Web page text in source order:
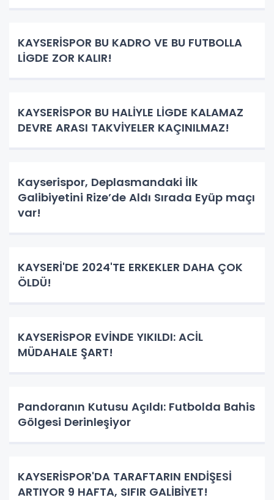
KAYSERİSPOR BU KADRO VE BU FUTBOLLA
LİGDE ZOR KALIR!
KAYSERİSPOR BU HALİYLE LİGDE KALAMAZ
DEVRE ARASI TAKVİYELER KAÇINILMAZ!
Kayserispor, Deplasmandaki İlk
Galibiyetini Rize’de Aldı Sırada Eyüp maçı
var!
KAYSERİ'DE 2024'TE ERKEKLER DAHA ÇOK
ÖLDÜ!
KAYSERİSPOR EVİNDE YIKILDI: ACİL
MÜDAHALE ŞART!
Pandoranın Kutusu Açıldı: Futbolda Bahis
Gölgesi Derinleşiyor
KAYSERİSPOR'DA TARAFTARIN ENDİŞESİ
ARTIYOR 9 HAFTA, SIFIR GALİBİYET!